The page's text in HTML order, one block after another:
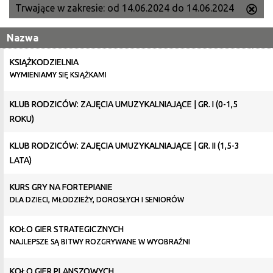
Trwające w zakresie: od 14.06.2024 do 14.06.2024
ten
Nazwa
KSIĄŻKODZIELNIA
WYMIENIAMY SIĘ KSIĄŻKAMI
KLUB RODZICÓW: ZAJĘCIA UMUZYKALNIAJĄCE | GR. I (0-1,5
ROKU)
KLUB RODZICÓW: ZAJĘCIA UMUZYKALNIAJĄCE | GR. II (1,5-3
LATA)
KURS GRY NA FORTEPIANIE
DLA DZIECI, MŁODZIEŻY, DOROSŁYCH I SENIORÓW
KOŁO GIER STRATEGICZNYCH
NAJLEPSZE SĄ BITWY ROZGRYWANE W WYOBRAŹNI